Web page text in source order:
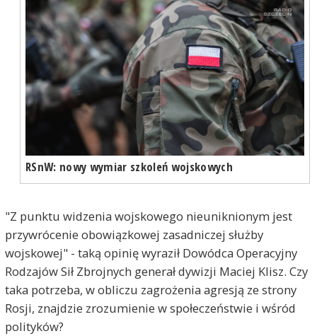
RSnW: nowy wymiar szkoleń wojskowych
"Z punktu widzenia wojskowego nieuniknionym jest
przywrócenie obowiązkowej zasadniczej służby
wojskowej" - taką opinię wyraził Dowódca Operacyjny
Rodzajów Sił Zbrojnych generał dywizji Maciej Klisz. Czy
taka potrzeba, w obliczu zagrożenia agresją ze strony
Rosji, znajdzie zrozumienie w społeczeństwie i wśród
polityków?